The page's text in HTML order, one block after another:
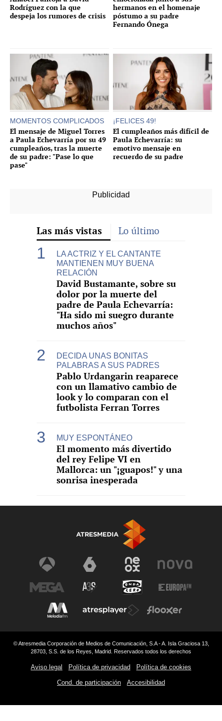
Rodríguez con la que
despeja los rumores de crisis
hermanos en el homenaje
póstumo a su padre
Fernando Ónega
MOMENTOS COMPLICADOS
El mensaje de Miguel Torres
a Paula Echevarría por su 49
cumpleaños, tras la muerte
de su padre: "Pase lo que
pase"
¡FELICES 49!
El cumpleaños más difícil de
Paula Echevarría: su
emotivo mensaje en
recuerdo de su padre
Las más vistas Lo último
LA ACTRIZ Y EL CANTANTE
MANTIENEN MUY BUENA
RELACIÓN
David Bustamante, sobre su
dolor por la muerte del
padre de Paula Echevarría:
"Ha sido mi suegro durante
muchos años"
DECIDA UNAS BONITAS
PALABRAS A SUS PADRES
Pablo Urdangarin reaparece
con un llamativo cambio de
look y lo comparan con el
futbolista Ferran Torres
MUY ESPONTÁNEO
El momento más divertido
del rey Felipe VI en
Mallorca: un "¡guapos!" y una
sonrisa inesperada
© Atresmedia Corporación de Medios de Comunicación, S.A - A. Isla Graciosa 13,
28703, S.S. de los Reyes, Madrid. Reservados todos los derechos
Aviso legal Política de privacidad Política de cookies
Cond. de participación Accesibilidad